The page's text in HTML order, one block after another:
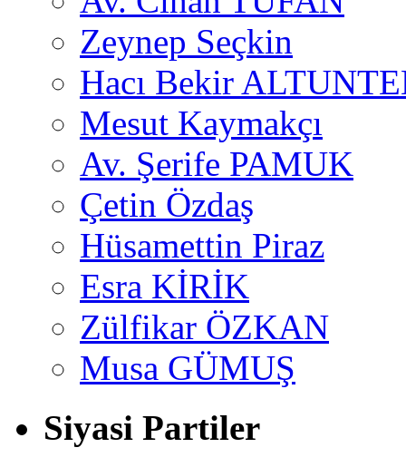
Zeynep Seçkin
Hacı Bekir
Mesut Kaymakçı
Av. Şerife PAMUK
Çetin Özdaş
Hüsamettin Piraz
Esra KİRİK
Zülfikar ÖZKAN
Musa GÜMUŞ
Siyasi Partiler